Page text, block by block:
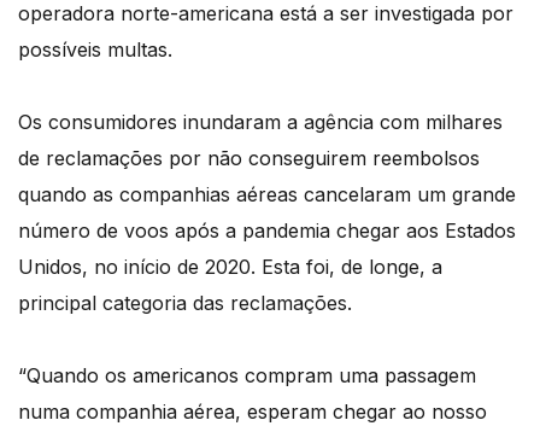
operadora norte-americana está a ser investigada por
possíveis multas.
Os consumidores inundaram a agência com milhares
de reclamações por não conseguirem reembolsos
quando as companhias aéreas cancelaram um grande
número de voos após a pandemia chegar aos Estados
Unidos, no início de 2020. Esta foi, de longe, a
principal categoria das reclamações.
“Quando os americanos compram uma passagem
numa companhia aérea, esperam chegar ao nosso